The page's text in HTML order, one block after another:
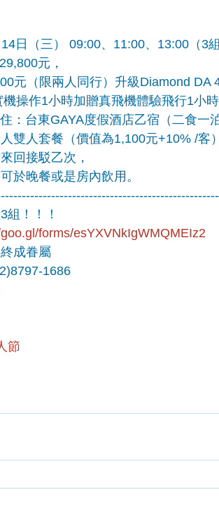
日（三） 09:00、11:00、13:00（3組
元，
元（限兩人同行）升級Diamond DA
機操作1小時加贈真飛機體驗飛行1小時
：台東GAYA度假酒店乙宿（二食一泊
雙人套餐（價值為1,100元+10% /客）
回接駁乙次，
於晚餐或是房內飲用。
組！！！
forms/esYXVNkIgWMQMEIz2
成眷屬
1686
節